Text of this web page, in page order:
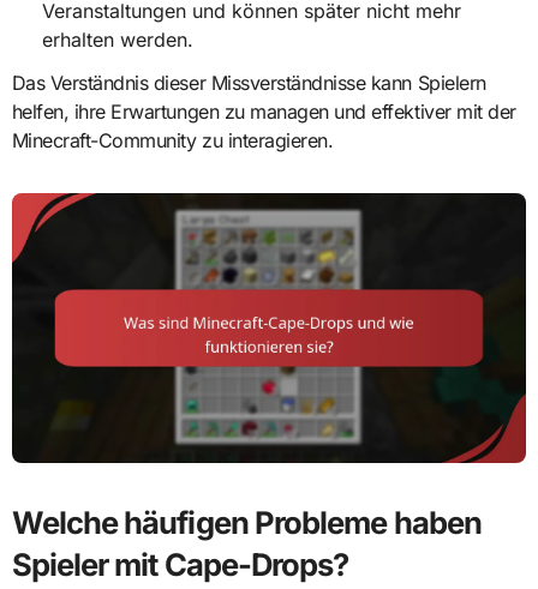
Veranstaltungen und können später nicht mehr
erhalten werden.
Das Verständnis dieser Missverständnisse kann Spielern
helfen, ihre Erwartungen zu managen und effektiver mit der
Minecraft-Community zu interagieren.
Welche häufigen Probleme haben
Spieler mit Cape-Drops?